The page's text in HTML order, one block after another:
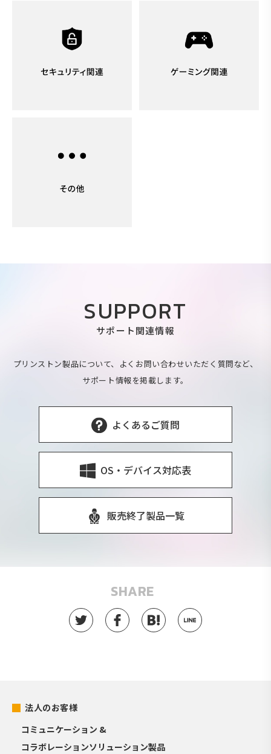
SUPPORT
サポート関連情報
プリンストン製品について、よくお問い合わせいただく質問など、
サポート情報を掲載します。
よくあるご質問
OS・デバイス対応表
販売終了製品一覧
SHARE
法人のお客様
コミュニケーション &
コラボレーションソリューション製品